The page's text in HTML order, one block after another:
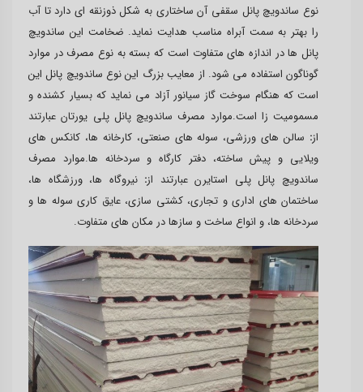
نوع ساندویچ پانل سقفی آن ساختاری به شکل ذوزنقه ای دارد تا آب
را بهتر به سمت آبراه مناسب هدایت نماید. ضخامت این ساندویچ
پانل ها در اندازه های متفاوت است که بسته به نوع مصرف در موارد
گوناگون استفاده می شود. از معایب بزرگ این نوع ساندویچ پانل این
است که هنگام سوخت گاز سیانور آزاد می نماید که بسیار کشنده و
مسمومیت زا است.موارد مصرف ساندویچ پانل پلی یورتان عبارتند
از: سالن های ورزشی، سوله های صنعتی، کارخانه ها، کانکس های
ویلایی و پیش ساخته، دفتر کارگاه و سردخانه ها.موارد مصرف
ساندویچ پانل پلی استایرن عبارتند از: نیروگاه ها، ورزشگاه ها،
ساختمان های اداری و تجاری، کشتی سازی، عایق کاری سوله ها و
سردخانه ها، و انواع ساخت و سازها در مکان های متفاوت.